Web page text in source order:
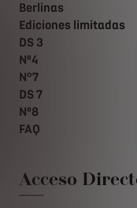
Berlinas
Ediciones limitadas
DS 3
Nº4
N°7
DS 7
Nº8
FAQ
Acceso